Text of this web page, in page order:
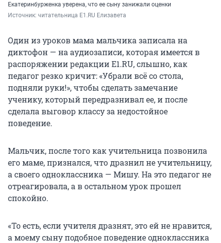
Екатеринбурженка уверена, что ее сыну занижали оценки
Источник: читательница E1.RU Елизавета
Один из уроков мама мальчика записала на
диктофон — на аудиозаписи, которая имеется в
распоряжении редакции E1.RU, слышно, как
педагог резко кричит: «Убрали всё со стола,
подняли руки!», чтобы сделать замечание
ученику, который передразнивал ее, и после
сделала выговор классу за недостойное
поведение.
Мальчик, после того как учительница позвонила
его маме, признался, что дразнил не учительницу,
а своего одноклассника — Мишу. На это педагог не
отреагировала, а в остальном урок прошел
спокойно.
«То есть, если учителя дразнят, это ей не нравится,
а моему сыну подобное поведение одноклассника